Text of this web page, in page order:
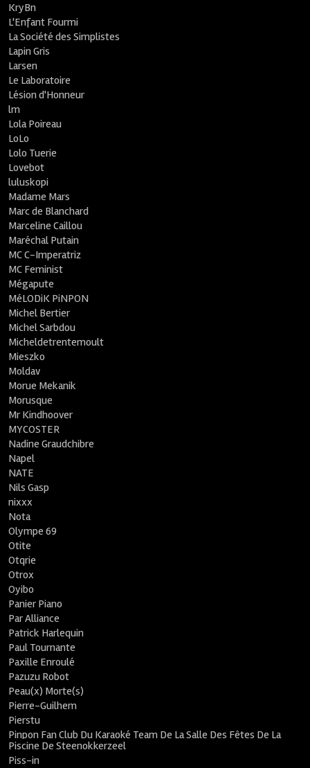
KryBn
L'Enfant Fourmi
La Société des Simplistes
Lapin Gris
Larsen
Le Laboratoire
Lésion d'Honneur
lm
Lola Poireau
LoLo
Lolo Tuerie
Lovebot
luluskopi
Madame Mars
Marc de Blanchard
Marceline Caillou
Maréchal Putain
MC C-Imperatriz
MC Feminist
Mégapute
MéLODiK PiNPON
Michel Bertier
Michel Sarbdou
Micheldetrentemoult
Mieszko
Moldav
Morue Mekanik
Morusque
Mr Kindhoover
MYCOSTER
Nadine Graudchibre
Napel
NATE
Nils Gasp
nixxx
Nota
Olympe 69
Otite
Otqrie
Otrox
Oyibo
Panier Piano
Par Alliance
Patrick Harlequin
Paul Tournante
Paxille Enroulé
Pazuzu Robot
Peau(x) Morte(s)
Pierre-Guilhem
Pierstu
Pinpon Fan Club Du Karaoké Team De La Salle Des Fêtes De La
Piscine De Steenokkerzeel
Piss-in